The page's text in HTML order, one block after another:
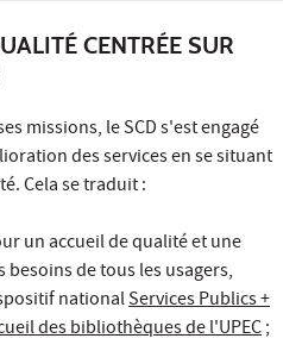
CENTRÉE SUR
missions, le SCD s'est engagé
des services en se situant
Cela se traduit :
un accueil de qualité et une
besoins de tous les usagers,
nationalServices Publics +
des bibliothèques de l'UPEC;